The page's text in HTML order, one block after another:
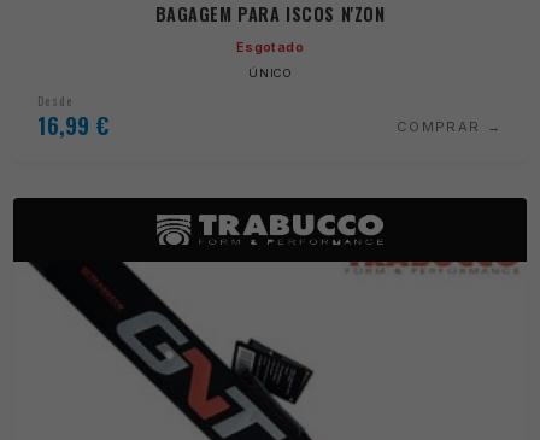
BAGAGEM PARA ISCOS N'ZON
Esgotado
ÚNICO
Desde
16,99 € COMPRAR